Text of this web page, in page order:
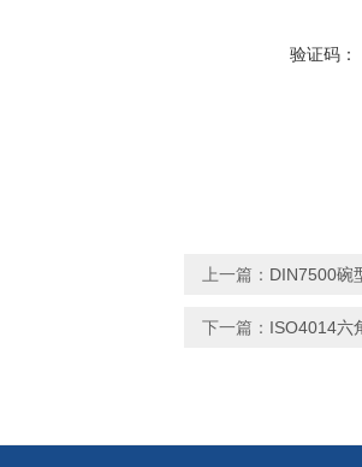
验证码：
上一篇： DIN7500碗
下一篇： ISO4014六